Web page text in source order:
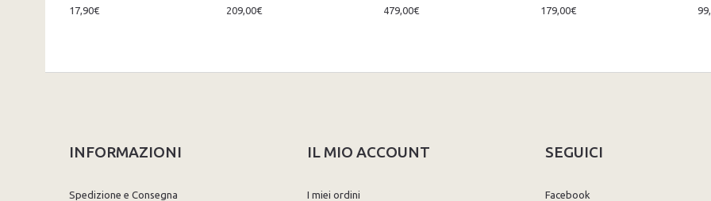
17,90€ 209,00€ 479,00€ 179,00€
INFORMAZIONI
Spedizione e Consegna
IL MIO ACCOUNT
I miei ordini
SEGUICI
Facebook